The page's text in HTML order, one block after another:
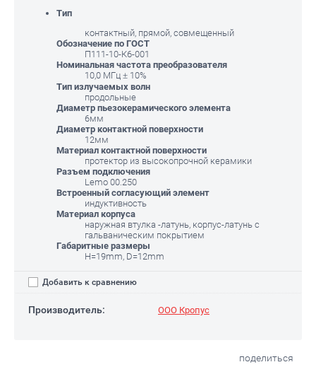
Тип
контактный, прямой, совмещенный
Обозначение по ГОСТ
П111-10-К6-001
Номинальная частота преобразователя
10,0 МГц ± 10%
Тип излучаемых волн
продольные
Диаметр пьезокерамического элемента
6мм
Диаметр контактной поверхности
12мм
Материал контактной поверхности
протектор из высокопрочной керамики
Разъем подключения
Lemo 00.250
Встроенный согласующий элемент
индуктивность
Материал корпуса
наружная втулка -латунь, корпус-латунь с
гальваническим покрытием
Габаритные размеры
H=19mm, D=12mm
Добавить к сравнению
Производитель: ООО Кропус
поделиться